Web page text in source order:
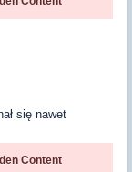
się nawet
Content